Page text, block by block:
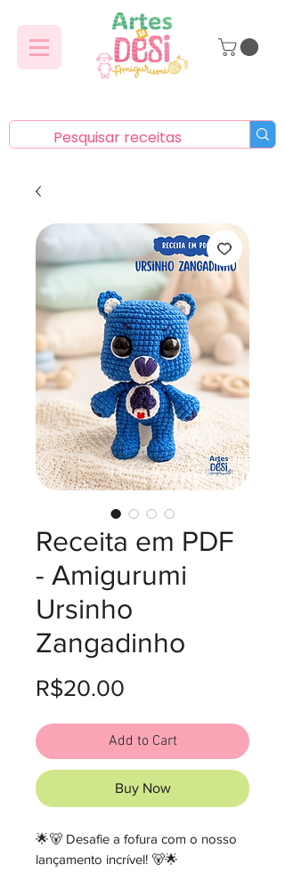
Receita em PDF
- Amigurumi
Ursinho
Zangadinho
R$20.00
Add to Cart
Buy Now
🌟🐻 Desafie a fofura com o nosso
lançamento incrível! 🐻🌟